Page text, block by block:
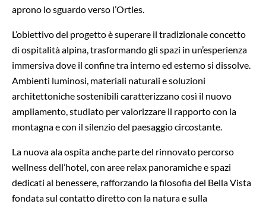
aprono lo sguardo verso l’Ortles.
L’obiettivo del progetto è superare il tradizionale concetto
di ospitalità alpina, trasformando gli spazi in un’esperienza
immersiva dove il confine tra interno ed esterno si dissolve.
Ambienti luminosi, materiali naturali e soluzioni
architettoniche sostenibili caratterizzano così il nuovo
ampliamento, studiato per valorizzare il rapporto con la
montagna e con il silenzio del paesaggio circostante.
La nuova ala ospita anche parte del rinnovato percorso
wellness dell’hotel, con aree relax panoramiche e spazi
dedicati al benessere, rafforzando la filosofia del Bella Vista
fondata sul contatto diretto con la natura e sulla